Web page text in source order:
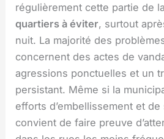
régulièrement cette partie de
quartiers à éviter, surtout
nuit. La majorité des
concernent des actes de
agressions ponctuelles et un
persistant. Même si la
efforts d’embellissement et
convient de faire preuve